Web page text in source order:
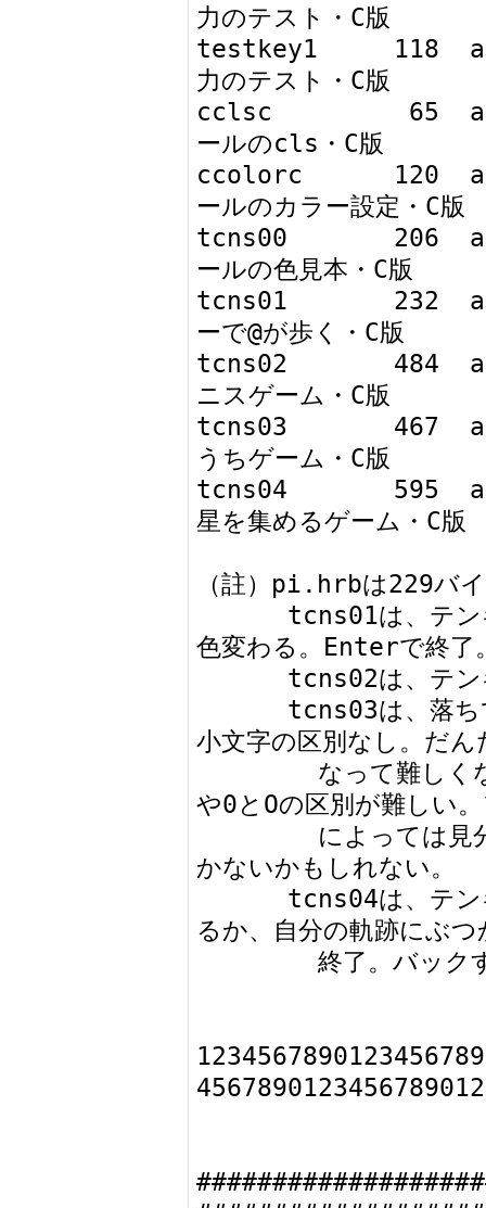
力のテスト・C版
testkey1     118
力のテスト・C版
cclsc         65
ールのcls・C版
ccolorc      120
ールのカラー設定・C版
tcns00       206
ールの色見本・C版
tcns01       232
ーで@が歩く・C版
tcns02       484
ニスゲーム・C版
tcns03       467
うちゲーム・C版
tcns04       595
星を集めるゲーム・C版
（註）pi.hrbは229バ
色変わる。Enterで終了
小文字の区別なし。だん
や0とOの区別が難しい
かないかもしれない。
るか、自分の軌跡にぶつ